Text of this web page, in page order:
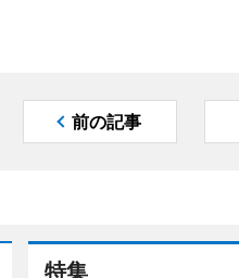
前の記事
特集